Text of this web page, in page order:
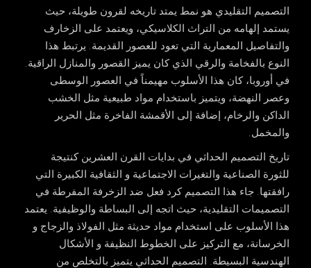
التصميم التقليدي هو نمط يمتد تاريخه لقرون طويلة، حيث
يستمد إلهامه من التراث الكلاسيكي، ويعتمد على الزخارف
والتفاصيل المعمارية التي تعود للعصور القديمة. يرتبط هذا
النوع بالفخامة والرقي الذي كان يميز القصور والمنازل الراقية.
في أوروبا، كان هذا الأسلوب مهيمناً في العصور الوسطى
وعصر النهضة، ويتميز باستخدام مواد طبيعية مثل الخشب
الداكن والرخام، إضافة إلى الأقمشة الفاخرة مثل الحرير
والمخمل.
تاريخ التصميم الحداثي في بدايات القرن العشرين كنتيجة
للثورة الصناعية والتغيرات الاجتماعية و الثقافية الكبيرة التي
رافقتها. جاء هذا التصميم كرد فعل ضد الزخرفة المفرطة في
التصميمات التقليدية، حيث اتجه إلى البساطة والوظيفية. يعتمد
هذا الأسلوب على استخدام مواد حديثة مثل الفولاذ والزجاج و
الخرسانة، مع التركيز على الخطوط النظيفة و الأشكال
الهندسية البسيطة. التصميم الحداثي يتميز بالتخلص من